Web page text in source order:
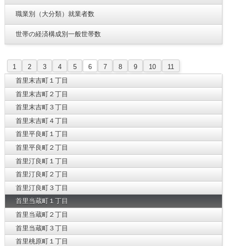
職業別（大分類）就業者数
世帯の経済構成別一般世帯数
1 2 3 4 5 6 7 8 9 10
11
首里末吉町１丁目
首里末吉町２丁目
首里末吉町３丁目
首里末吉町４丁目
首里平良町１丁目
首里平良町２丁目
首里汀良町１丁目
首里汀良町２丁目
首里汀良町３丁目
首里当蔵町１丁目
首里当蔵町２丁目
首里当蔵町３丁目
首里桃原町１丁目